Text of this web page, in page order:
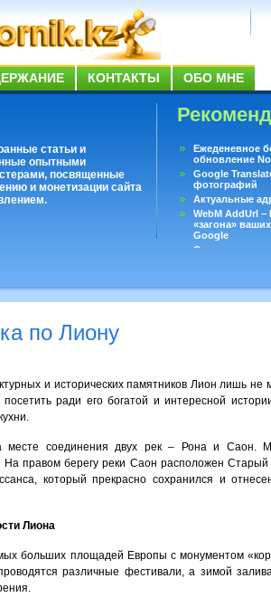
КОНТАКТЫ ОБО МНЕ
статьи и
опытными
посвященные
и монетизации сайта
Ежеденевное
обновление
Google
фотографий
Актуальные
WebM AddUrl
«загона»
Google
Существует
по Лиону
и исторических памятников Лион лишь не
ради его богатой и интересной
месте соединения двух рек – Рона и Саон.
На правом берегу реки Саон расположен
который прекрасно сохранился и
Лиона
больших площадей Европы с монументом
различные фестивали, а зимой